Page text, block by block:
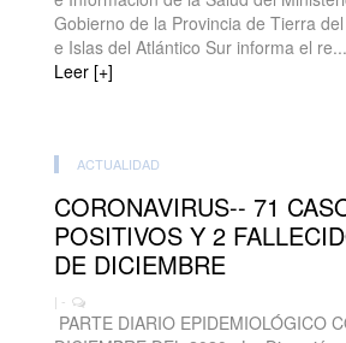
Gobierno de la Provincia de Tierra
e Islas del Atlántico Sur informa el re...
Leer [+]
ACTUALIDAD
CORONAVIRUS-- 71
POSITIVOS Y 2
DE DICIEMBRE
| -
PARTE DIARIO EPIDEMIOLÓGICO